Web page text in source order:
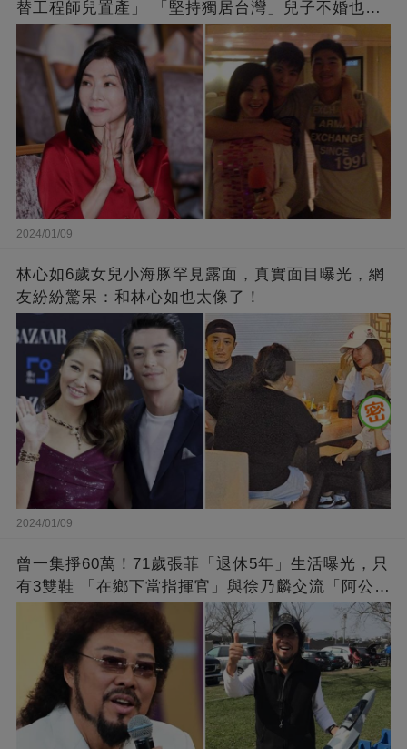
替工程師兒置產」 「堅持獨居台灣」兒子不婚也支
2024/01/09
林心如6歲女兒小海豚罕見露面，真實面目曝光，網
友紛紛驚呆：和林心如也太像了！
2024/01/09
曾一集掙60萬！71歲張菲「退休5年」生活曝光，只
有3雙鞋 「在鄉下當指揮官」與徐乃麟交流「阿公